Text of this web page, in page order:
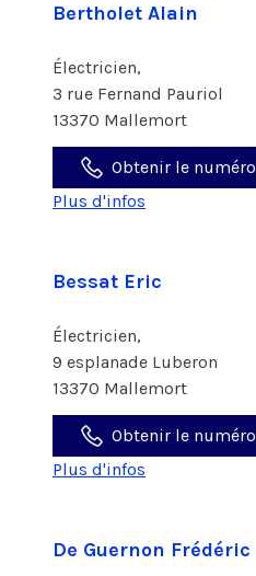
Bertholet Alain
Électricien,
3 rue Fernand Pauriol
13370 Mallemort
Obtenir le numéro
Plus d'infos
Bessat Eric
Électricien,
9 esplanade Luberon
13370 Mallemort
Obtenir le numéro
Plus d'infos
De Guernon Frédéric